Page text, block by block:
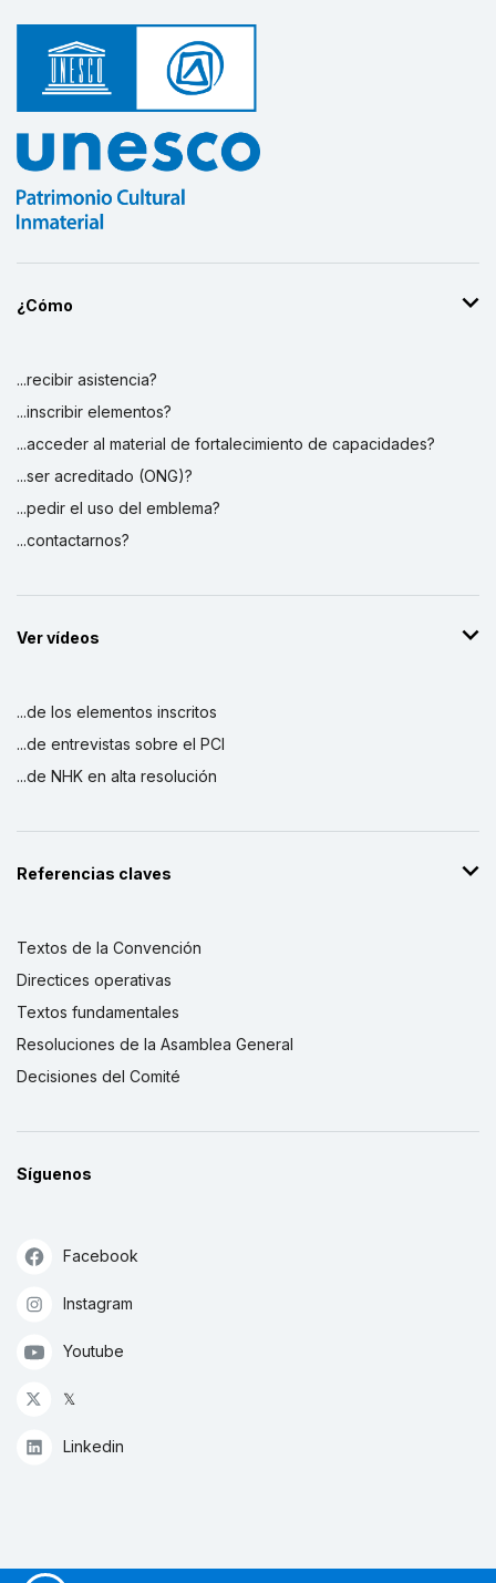
¿Cómo
...recibir asistencia?
...inscribir elementos?
...acceder al material de fortalecimiento de capacidades?
...ser acreditado (ONG)?
...pedir el uso del emblema?
...contactarnos?
Ver vídeos
...de los elementos inscritos
...de entrevistas sobre el PCI
...de NHK en alta resolución
Referencias claves
Textos de la Convención
Directices operativas
Textos fundamentales
Resoluciones de la Asamblea General
Decisiones del Comité
Síguenos
Facebook
Instagram
Youtube
𝕏
Linkedin